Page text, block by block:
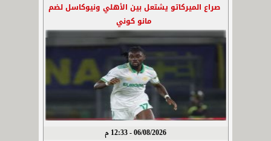
صراع الميركاتو يشتعل بين الأهلي ونيوكاسل لضم
مانو كوني
06/08/2026 - 12:33 م